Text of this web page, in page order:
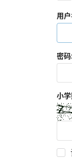
用
密码:
小